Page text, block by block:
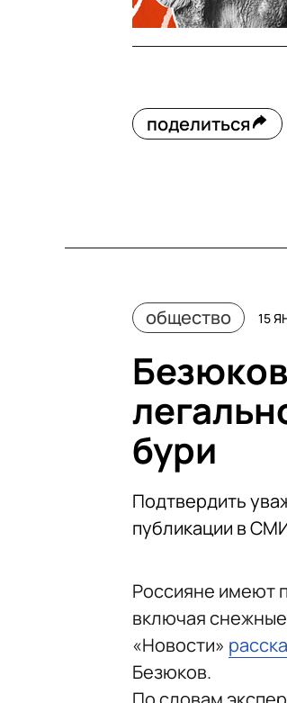
поделиться
общество 15
бури
Подтвердить
публикации в
Россияне имеют
включая
«Новости»
Безюков.